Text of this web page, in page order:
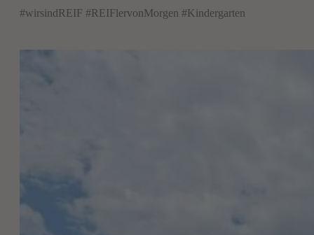
#wirsindREIF #REIFlervonMorgen #Kindergarten